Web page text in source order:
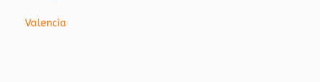
Valencia